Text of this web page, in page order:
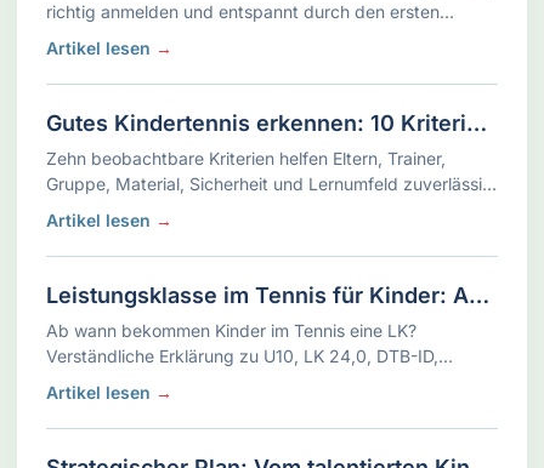
richtig anmelden und entspannt durch den ersten
Turniertag kommen.
Artikel lesen →
Gutes Kindertennis erkennen: 10 Kriterien
für Trainer, Gruppe und Lernumfeld
Zehn beobachtbare Kriterien helfen Eltern, Trainer,
Gruppe, Material, Sicherheit und Lernumfeld zuverlässig
einzuschätzen.
Artikel lesen →
Leistungsklasse im Tennis für Kinder: Ab
wann gibt es die erste LK?
Ab wann bekommen Kinder im Tennis eine LK?
Verständliche Erklärung zu U10, LK 24,0, DTB-ID,
Einstufung und einem Einstieg ohne unnötigen Druck.
Artikel lesen →